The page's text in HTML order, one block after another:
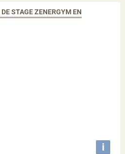
STAGE ZENERGYM EN
i